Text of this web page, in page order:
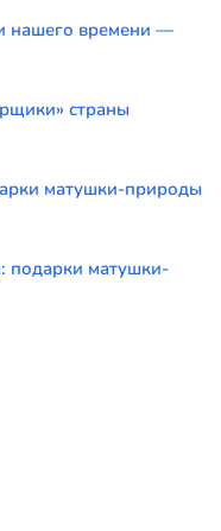
нашего времени —
страны
матушки-природы
подарки матушки-